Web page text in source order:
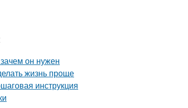
он нужен
жизнь проще
инструкция